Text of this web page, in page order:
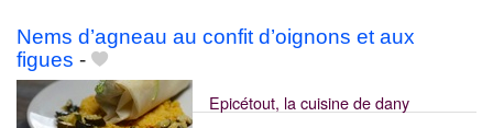
Nems d’agneau au confit d’oignons et aux
figues -
Epicétout, la cuisine de dany